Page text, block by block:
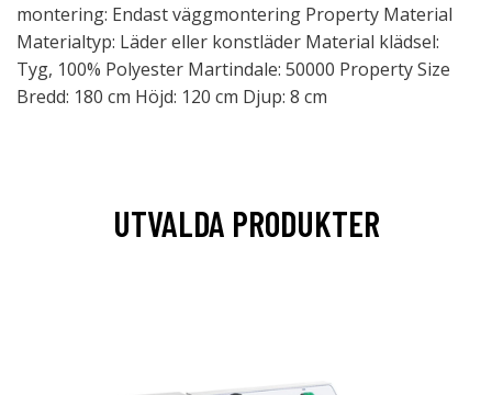
montering: Endast väggmontering Property Material
Materialtyp: Läder eller konstläder Material klädsel:
Tyg, 100% Polyester Martindale: 50000 Property Size
Bredd: 180 cm Höjd: 120 cm Djup: 8 cm
UTVALDA PRODUKTER